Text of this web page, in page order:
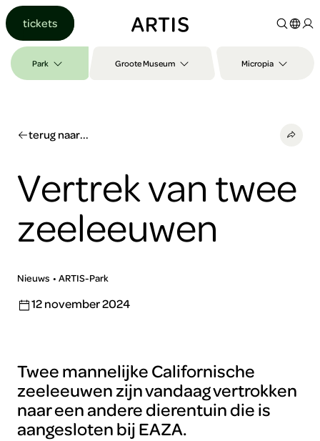
Ga naar
Ga
naar
zoeken
Park Groote Museum Micropia
tickets
terug naar...
Vertrek van twee
zeeleeuwen
Nieuws ARTIS-Park
12 november 2024
Twee mannelijke Californische
zeeleeuwen zijn vandaag vertrokken
naar een andere dierentuin die is
aangesloten bij EAZA.